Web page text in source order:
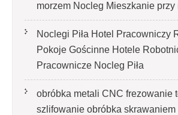
morzem Nocleg Mieszkanie przy
Noclegi Piła Hotel Pracowniczy
Pokoje Gościnne Hotele
Pracownicze Nocleg Piła
obróbka metali CNC frezowanie
szlifowanie obróbka skrawaniem